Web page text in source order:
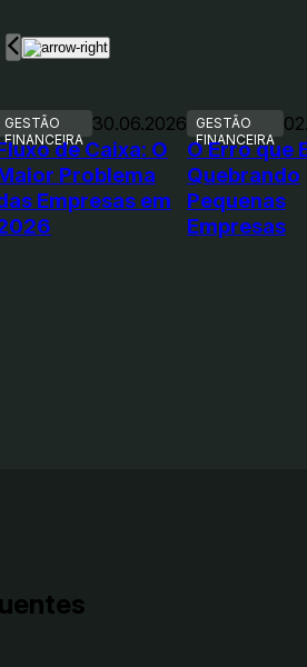
GESTÃO
FINANCEIRA
30.06.2026
de Caixa: O
Problema
Empresas em
GESTÃO
FINANCEIRA
O Erro que
Quebrando
Pequenas
Empresas